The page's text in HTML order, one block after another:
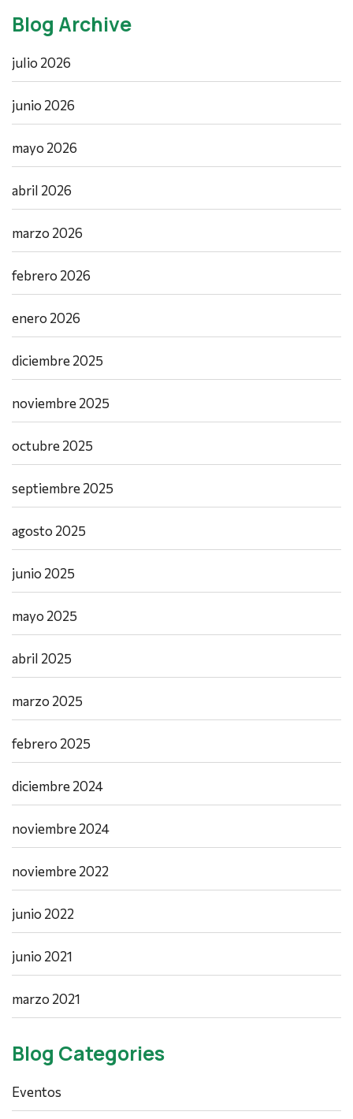
Blog Archive
julio 2026
junio 2026
mayo 2026
abril 2026
marzo 2026
febrero 2026
enero 2026
diciembre 2025
noviembre 2025
octubre 2025
septiembre 2025
agosto 2025
junio 2025
mayo 2025
abril 2025
marzo 2025
febrero 2025
diciembre 2024
noviembre 2024
noviembre 2022
junio 2022
junio 2021
marzo 2021
Blog Categories
Eventos